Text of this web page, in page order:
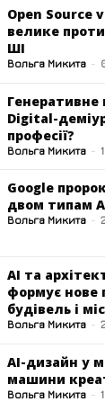
Open Source
велике
ШІ
Вольга Микита -
Генеративне
Digital-
професії?
Вольга Микита -
Google
двом типам
Вольга Микита -
АІ та
формує нове
будівель і
Вольга Микита -
АІ-дизайн у
машини
Вольга Микита -